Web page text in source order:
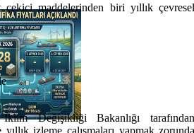
maddelerinden biri yıllık
Değişikliği Bakanlığı